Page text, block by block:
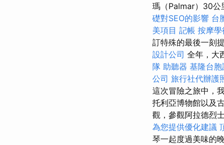
瑪（Palmar）30公
礎對SEO的影響 台
美項目 記帳 按摩學
訂特殊的最後一刻
設計公司 全年，大
隊 助聽器 基隆台
公司 旅行社代辦護
這次冒險之旅中，
托利亞博物館以及
觀，參觀阿拉德烈
為您提供優化建議
琴一起度過美味的